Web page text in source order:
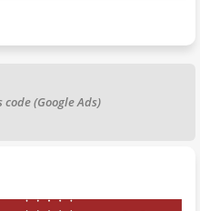
code (Google Ads)